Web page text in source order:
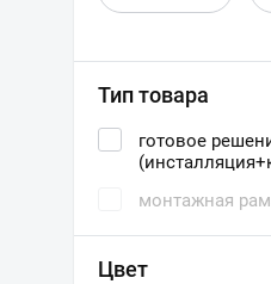
Тип товара
готовое
монтажная
Цвет